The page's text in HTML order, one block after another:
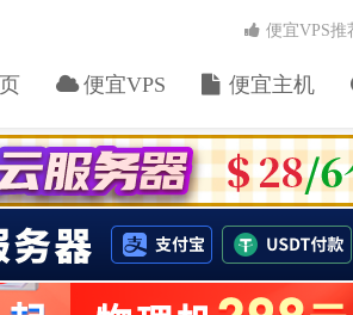
便宜VPS 便宜主机
便宜VPS推